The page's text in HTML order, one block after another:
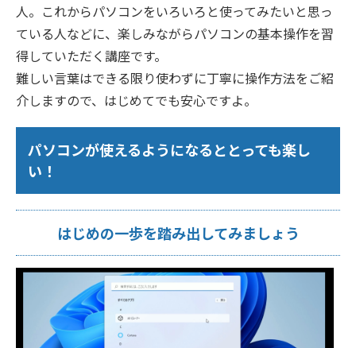
人。これからパソコンをいろいろと使ってみたいと思っ
ている人などに、楽しみながらパソコンの基本操作を習
得していただく講座です。
難しい言葉はできる限り使わずに丁寧に操作方法をご紹
介しますので、はじめてでも安心ですよ。
パソコンが使えるようになるととっても楽し
い！
はじめの一歩を踏み出してみましょう